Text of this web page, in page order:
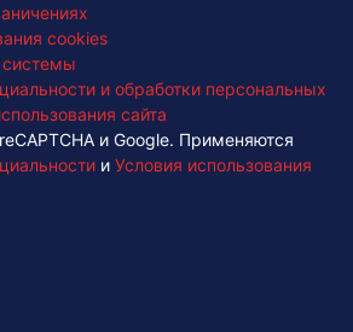
cookies
и обработки персональных
сайта
и Google. Применяются
и Условия использования